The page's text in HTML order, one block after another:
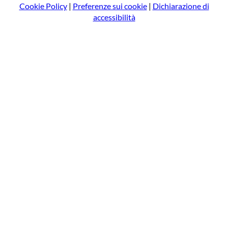
Cookie Policy| Preferenze sui cookie| Dichiarazione di
accessibilità